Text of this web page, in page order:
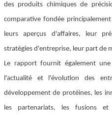
des produits chimiques de
comparative fondée
leurs aperçus d'affaires, leur
stratégies d'entreprise, leur part de
Le rapport fournit également
l'actualité et l'évolution des
développement de protéines, les
les partenariats, les fusions et